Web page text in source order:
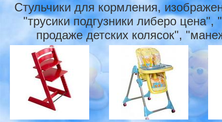
Стульчики для кормления,
"трусики подгузники либеро
продаже детских колясок",